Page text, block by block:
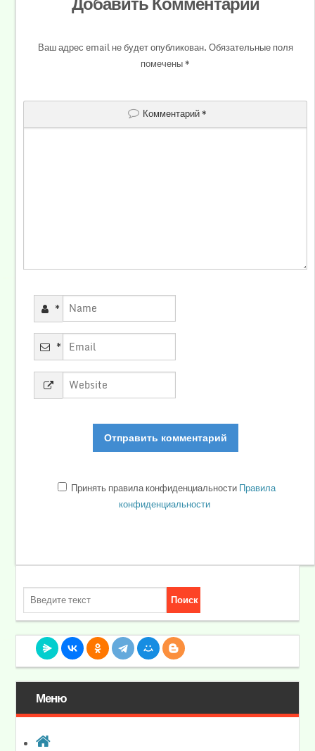
Ваш адрес email не будет опубликован.Обязательные поля
помечены*
Комментарий*
*
*
Принять правила конфиденциальностиПравила
конфиденциальности
Меню